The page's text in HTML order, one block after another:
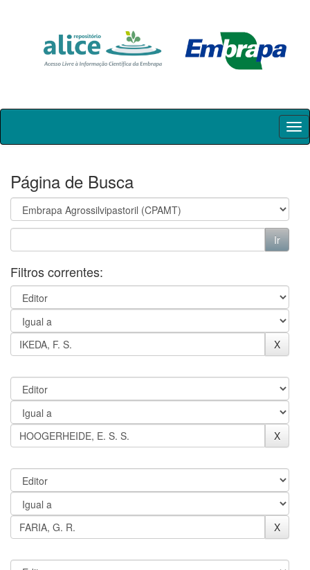
Skip
Página de Busca
Filtros correntes: